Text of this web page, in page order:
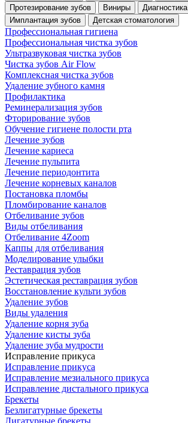
Протезирование зубов
Виниры
Диагностика
Имплантация зубов
Детская стоматология
Профессиональная гигиена
Профессиональная чистка зубов
Ультразвуковая чистка зубов
Чистка зубов Air Flow
Комплексная чистка зубов
Удаление зубного камня
Профилактика
Реминерализация зубов
Фторирование зубов
Обучение гигиене полости рта
Лечение зубов
Лечение кариеса
Лечение пульпита
Лечение периодонтита
Лечение корневых каналов
Постановка пломбы
Пломбирование каналов
Отбеливание зубов
Виды отбеливания
Отбеливание 4Zoom
Каппы для отбеливания
Моделирование улыбки
Реставрация зубов
Эстетическая реставрация зубов
Восстановление культи зубов
Удаление зубов
Виды удаления
Удаление корня зуба
Удаление кисты зуба
Удаление зуба мудрости
Исправление прикуса
Исправление прикуса
Исправление мезиального прикуса
Исправление дистального прикуса
Брекеты
Безлигатурные брекеты
Лигатурные брекеты